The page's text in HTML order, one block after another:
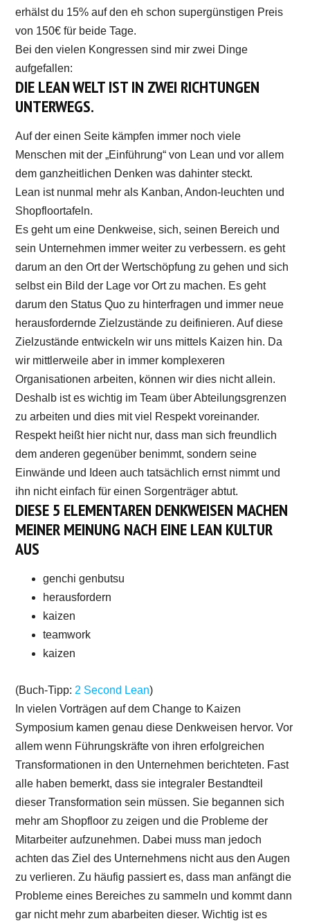
erhälst du 15% auf den eh schon supergünstigen Preis
von 150€ für beide Tage.
Bei den vielen Kongressen sind mir zwei Dinge
aufgefallen:
DIE LEAN WELT IST IN ZWEI RICHTUNGEN
UNTERWEGS.
Auf der einen Seite kämpfen immer noch viele
Menschen mit der „Einführung“ von Lean und vor allem
dem ganzheitlichen Denken was dahinter steckt.
Lean ist nunmal mehr als Kanban, Andon-leuchten und
Shopfloortafeln.
Es geht um eine Denkweise, sich, seinen Bereich und
sein Unternehmen immer weiter zu verbessern. es geht
darum an den Ort der Wertschöpfung zu gehen und sich
selbst ein Bild der Lage vor Ort zu machen. Es geht
darum den Status Quo zu hinterfragen und immer neue
herausfordernde Zielzustände zu deifinieren. Auf diese
Zielzustände entwickeln wir uns mittels Kaizen hin. Da
wir mittlerweile aber in immer komplexeren
Organisationen arbeiten, können wir dies nicht allein.
Deshalb ist es wichtig im Team über Abteilungsgrenzen
zu arbeiten und dies mit viel Respekt voreinander.
Respekt heißt hier nicht nur, dass man sich freundlich
dem anderen gegenüber benimmt, sondern seine
Einwände und Ideen auch tatsächlich ernst nimmt und
ihn nicht einfach für einen Sorgenträger abtut.
DIESE 5 ELEMENTAREN DENKWEISEN MACHEN
MEINER MEINUNG NACH EINE LEAN KULTUR
AUS
genchi genbutsu
herausfordern
kaizen
teamwork
kaizen
(Buch-Tipp: 2 Second Lean)
In vielen Vorträgen auf dem Change to Kaizen
Symposium kamen genau diese Denkweisen hervor. Vor
allem wenn Führungskräfte von ihren erfolgreichen
Transformationen in den Unternehmen berichteten. Fast
alle haben bemerkt, dass sie integraler Bestandteil
dieser Transformation sein müssen. Sie begannen sich
mehr am Shopfloor zu zeigen und die Probleme der
Mitarbeiter aufzunehmen. Dabei muss man jedoch
achten das Ziel des Unternehmens nicht aus den Augen
zu verlieren. Zu häufig passiert es, dass man anfängt die
Probleme eines Bereiches zu sammeln und kommt dann
gar nicht mehr zum abarbeiten dieser. Wichtig ist es